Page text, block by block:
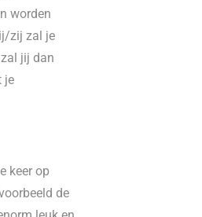
worden
zij zal je
jij dan
je
keer op
de